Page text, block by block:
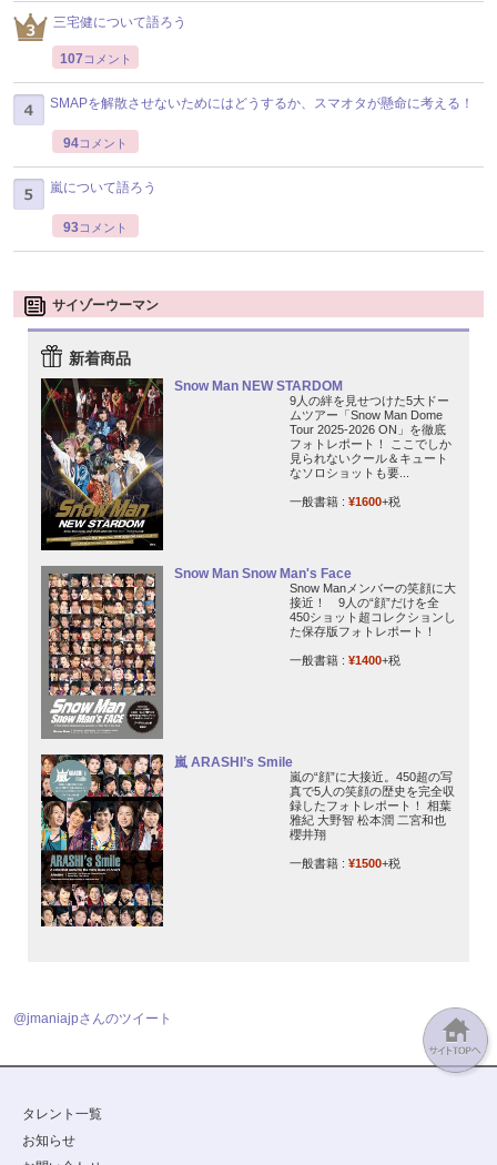
三宅健について語ろう
107 コメント
SMAPを解散させないためにはどうするか、スマオタが懸命に考える！
94コメント
嵐について語ろう
93コメント
サイゾーウーマン
新着商品
Snow Man NEW STARDOM
9人の絆を見せつけた5大ドー
ムツアー「Snow Man Dome
Tour 2025-2026 ON」を徹底
フォトレポート！ ここでしか
見られないクール＆キュート
なソロショットも要...
一般書籍 : ¥1600+税
Snow Man Snow Man's Face
Snow Manメンバーの笑顔に大
接近！ 9人の“顔”だけを全
450ショット超コレクションし
た保存版フォトレポート！
一般書籍 : ¥1400+税
嵐 ARASHI’s Smile
嵐の“顔”に大接近。450超の写
真で5人の笑顔の歴史を完全収
録したフォトレポート！ 相葉
雅紀 大野智 松本潤 二宮和也
櫻井翔
一般書籍 : ¥1500+税
@jmaniajpさんのツイート
タレント一覧
お知らせ